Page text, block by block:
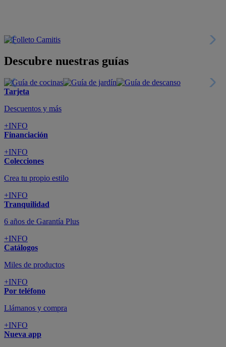
Descubre nuestras guías
Tarjeta
Descuentos y más
+INFO
Financiación
+INFO
Colecciones
Crea tu propio estilo
+INFO
Tranquilidad
6 años de Garantía Plus
+INFO
Catálogos
Miles de productos
+INFO
Por teléfono
Llámanos y compra
+INFO
Nueva app